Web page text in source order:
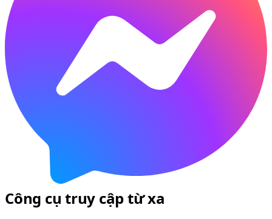
Công cụ truy cập từ xa